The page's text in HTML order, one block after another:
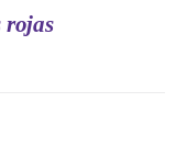
rojas